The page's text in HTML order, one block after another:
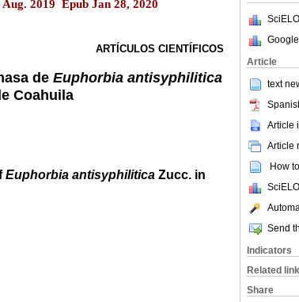
Article
text
Article
Article
How
Send
Indicators
Related
Share
2019 Epub Jan 28, 2020
ARTÍCULOS CIENTÍFICOS
de Euphorbia antisyphilitica
Coahuila
Euphorbia antisyphilitica Zucc. in